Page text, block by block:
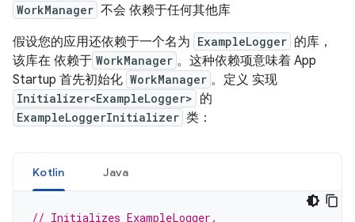
WorkManager 不会 依赖于任何其他库
假设您的应用还依赖于一个名为 ExampleLogger 的库，
该库在 依赖于 WorkManager 。这种依赖项意味着 App
Startup 首先初始化 WorkManager 。定义 实现
Initializer<ExampleLogger> 的
ExampleLoggerInitializer 类：
Kotlin Java
// Initializes ExampleLogger.